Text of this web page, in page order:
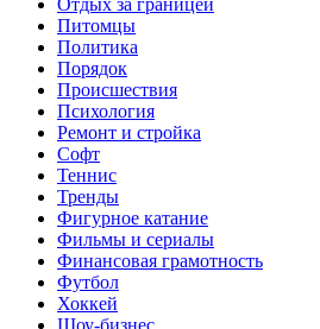
Питомцы
Политика
Порядок
Происшествия
Психология
Ремонт и стройка
Софт
Теннис
Тренды
Фигурное катание
Фильмы и сериалы
Финансовая грамотность
Футбол
Хоккей
Шоу-бизнес